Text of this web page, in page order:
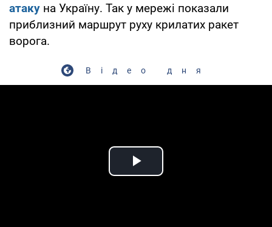
атаку на Україну. Так у мережі показали
приблизний маршрут руху крилатих ракет
ворога.
Відео дня
Play Video